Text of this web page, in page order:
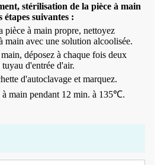
stérilisation de la pièce à main
étapes suivantes :
pièce à main propre, nettoyez
main avec une solution alcoolisée.
déposez à chaque fois deux
d'entrée d'air.
d'autoclavage et marquez.
à main pendant 12 min. à 135℃.